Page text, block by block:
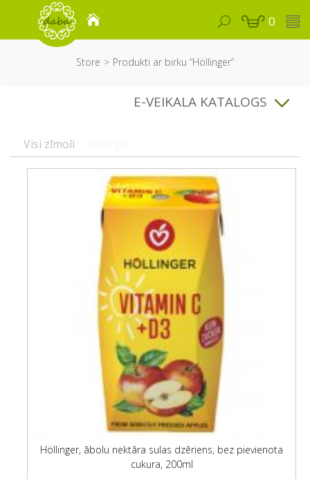
0
Store Produkti ar birku “Höllinger”
E-VEIKALA KATALOGS
Visi zīmoli
Höllinger, ābolu nektāra sulas dzēriens, bez pievienota
cukura, 200ml